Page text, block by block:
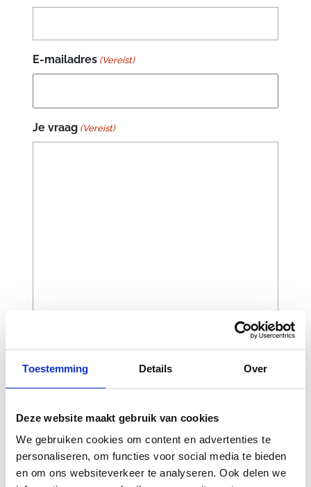
Toestemming Details Over
Deze website maakt gebruik van cookies
We gebruiken cookies om content en advertenties te
personaliseren, om functies voor social media te bieden
en om ons websiteverkeer te analyseren. Ook delen we
E-mailadres (Vereist)
Je vraag (Vereist)
CAPTCHA